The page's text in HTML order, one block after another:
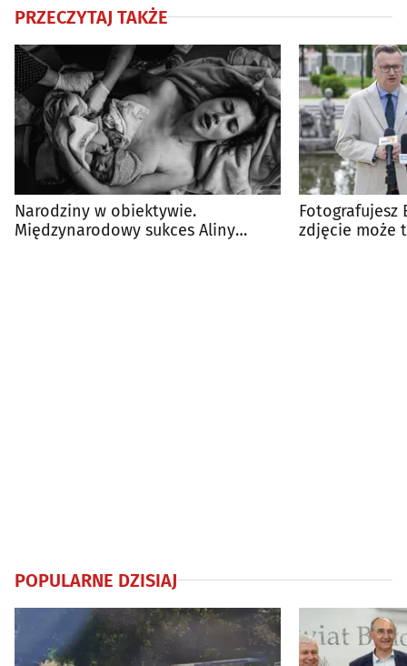
PRZECZYTAJ TAKŻE
Narodziny w obiektywie.
Międzynarodowy sukces Aliny
Fotografujesz
zdjęcie może
POPULARNE DZISIAJ